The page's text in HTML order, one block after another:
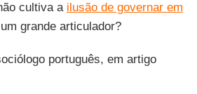
cultiva a ilusão de governar em
grande articulador?
português, em artigo